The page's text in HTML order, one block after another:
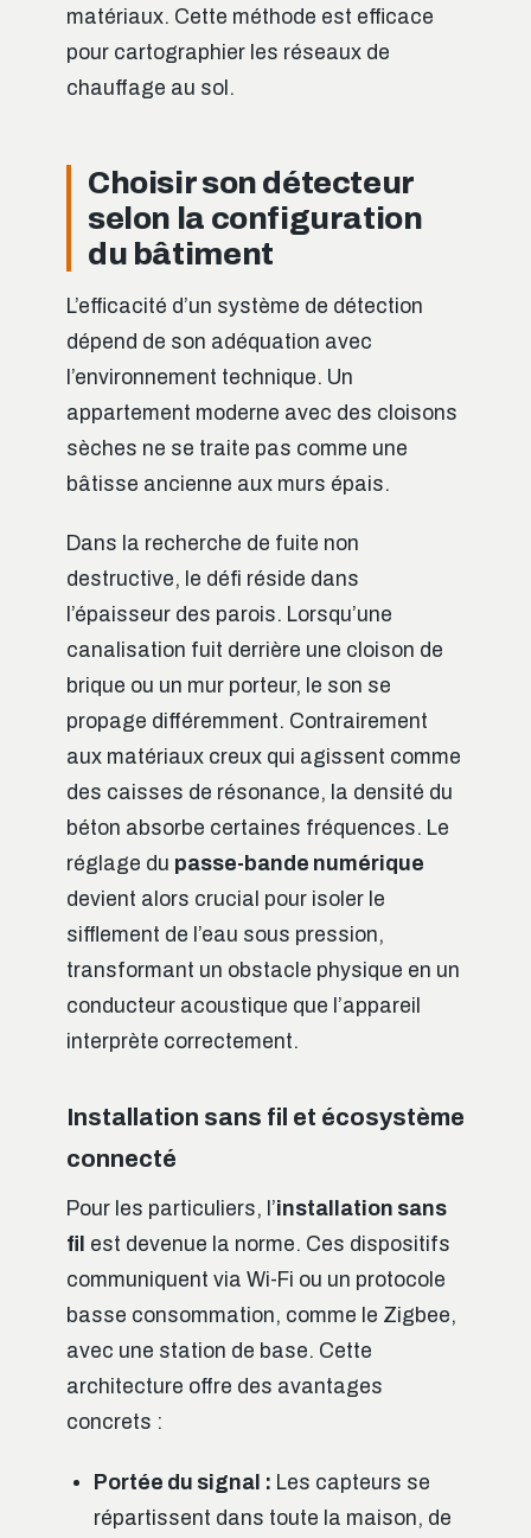
matériaux. Cette méthode est efficace
pour cartographier les réseaux de
chauffage au sol.
Choisir son détecteur
selon la configuration
du bâtiment
L’efficacité d’un système de détection
dépend de son adéquation avec
l’environnement technique. Un
appartement moderne avec des cloisons
sèches ne se traite pas comme une
bâtisse ancienne aux murs épais.
Dans la recherche de fuite non
destructive, le défi réside dans
l’épaisseur des parois. Lorsqu’une
canalisation fuit derrière une cloison de
brique ou un mur porteur, le son se
propage différemment. Contrairement
aux matériaux creux qui agissent comme
des caisses de résonance, la densité du
béton absorbe certaines fréquences. Le
réglage du passe-bande numérique
devient alors crucial pour isoler le
sifflement de l’eau sous pression,
transformant un obstacle physique en un
conducteur acoustique que l’appareil
interprète correctement.
Installation sans fil et écosystème
connecté
Pour les particuliers, l’installation sans
fil est devenue la norme. Ces dispositifs
communiquent via Wi-Fi ou un protocole
basse consommation, comme le Zigbee,
avec une station de base. Cette
architecture offre des avantages
concrets :
Portée du signal : Les capteurs se
répartissent dans toute la maison, de